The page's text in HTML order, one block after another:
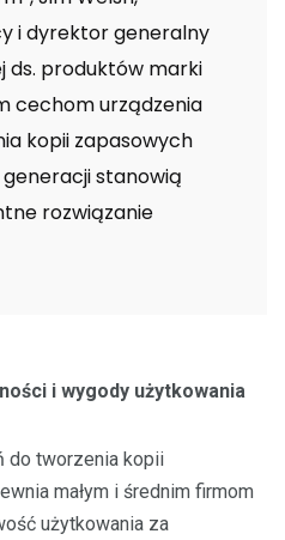
i dyrektor generalny
ds. produktów marki
cechom urządzenia
kopii zapasowych
stanowią
rozwiązanie
i wygody użytkowania
do tworzenia kopii
małym i średnim firmom
użytkowania za